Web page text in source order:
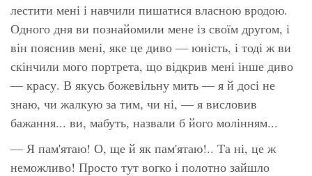
лестити мені і навчили пишатися власною вродою.
Одного дня ви познайомили мене із своїм другом, і
він пояснив мені, яке це диво — юність, і тоді ж ви
скінчили мого портрета, що відкрив мені інше диво
— красу. В якусь божевільну мить — я й досі не
знаю, чи жалкую за тим, чи ні, — я висловив
бажання... ви, мабуть, назвали б його молінням...
— Я пам'ятаю! О, ще й як пам'ятаю!.. Та ні, це ж
неможливо! Просто тут вогко і полотно зайшло